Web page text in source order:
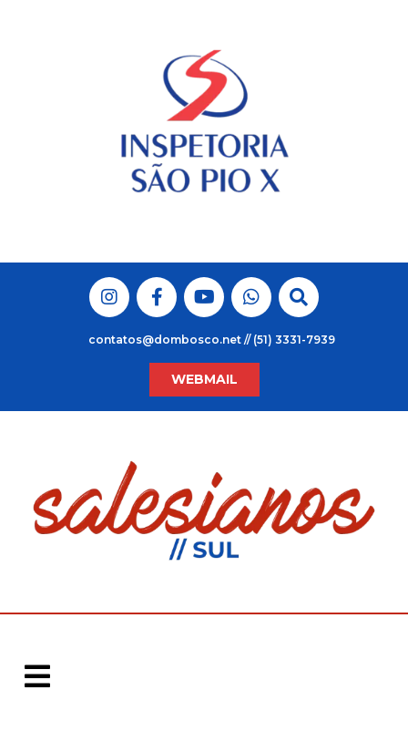
contatos@dombosco.net // (51) 3331-7939
WEBMAIL